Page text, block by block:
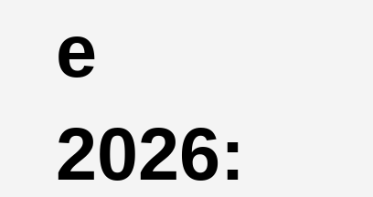
e
2026: